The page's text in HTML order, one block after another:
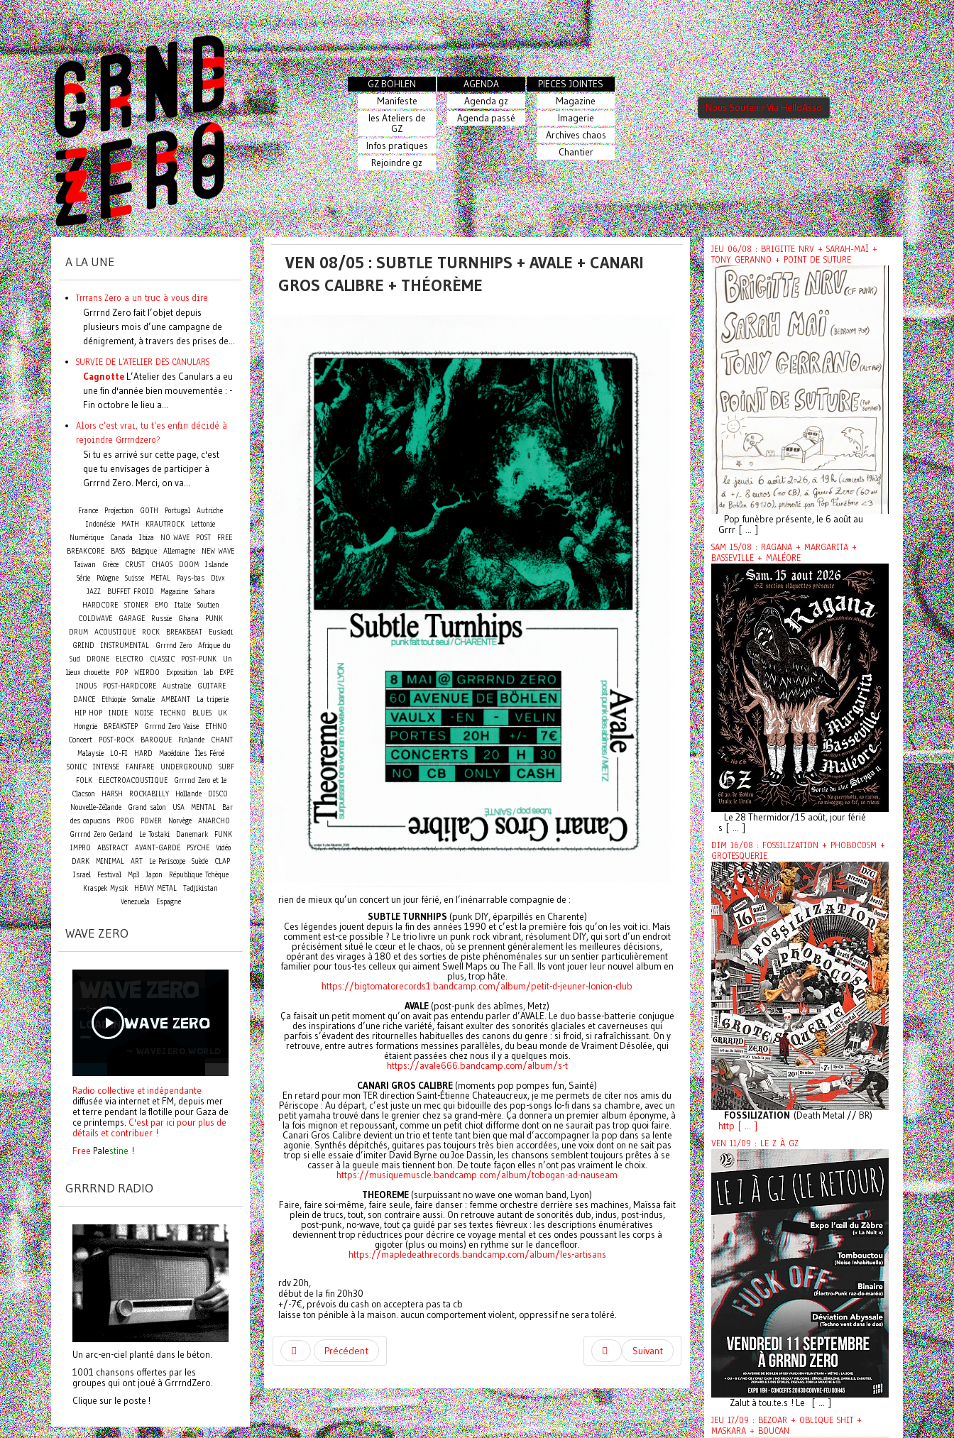
GZ BOHLEN
Manifeste
les Ateliers de
GZ
Infos pratiques
Rejoindre gz
AGENDA
Agenda gz
Agenda passé
PIECES JOINTES
Magazine
Imagerie
Archives chaos
Chantier
Nous Soutenir Via HelloAsso
VEN 08/05 : SUBTLE TURNHIPS + AVALE + CANARI
GROS CALIBRE + THÉORÈME
rien de mieux qu’un concert un jour férié, en l’inénarrable compagnie de :
SUBTLE TURNHIPS (punk DIY, éparpillés en Charente)
Ces légendes jouent depuis la fin des années 1990 et c’est la première fois qu’on les voit ici. Mais
comment est-ce possible ? Le trio livre un punk rock vibrant, résolument DIY, qui sort d’un endroit
précisément situé le cœur et le chaos, où se prennent généralement les meilleures décisions,
opérant des virages à 180 et des sorties de piste phénoménales sur un sentier particulièrement
familier pour tous-tes celleux qui aiment Swell Maps ou The Fall. Ils vont jouer leur nouvel album en
plus, trop hâte.
https://bigtomatorecords1.bandcamp.com/album/petit-d-jeuner-lonion-club
AVALE (post-punk des abîmes, Metz)
Ça faisait un petit moment qu’on avait pas entendu parler d’AVALE. Le duo basse-batterie conjugue
des inspirations d’une riche variété, faisant exulter des sonorités glaciales et caverneuses qui
parfois s’évadent des ritournelles habituelles des canons du genre : si froid, si rafraîchissant. On y
retrouve, entre autres formations messines parallèles, du beau monde de Vraiment Désolée, qui
étaient passées chez nous il y a quelques mois.
https://avale666.bandcamp.com/album/s-t
CANARI GROS CALIBRE (moments pop pompes fun, Sainté)
En retard pour mon TER direction Saint-Étienne Chateaucreux, je me permets de citer nos amis du
Périscope : Au départ, c’est juste un mec qui bidouille des pop-songs lo-fi dans sa chambre, avec un
petit yamaha trouvé dans le grenier chez sa grand-mère. Ça donnera un premier album éponyme, à
la fois mignon et repoussant, comme un petit chiot difforme dont on ne saurait pas trop quoi faire.
Canari Gros Calibre devient un trio et tente tant bien que mal d’accompagner la pop dans sa lente
agonie. Synthés dépitchés, guitares pas toujours très bien accordées, une voix dont on ne sait pas
trop si elle essaie d’imiter David Byrne ou Joe Dassin, les chansons semblent toujours prêtes à se
casser à la gueule mais tiennent bon. De toute façon elles n’ont pas vraiment le choix.
https://musiquemuscle.bandcamp.com/album/tobogan-ad-nauseam
THEOREME (surpuissant no wave one woman band, Lyon)
Faire, faire soi-même, faire seule, faire danser : femme orchestre derrière ses machines, Maïssa fait
plein de trucs, tout, son contraire aussi. On retrouve autant de sonorités dub, indus, post-indus,
post-punk, no-wave, tout ça guidé par ses textes fièvreux : les descriptions énumératives
deviennent trop réductrices pour décrire ce voyage mental et ces ondes poussant les corps à
gigoter (plus ou moins) en rythme sur le dancefloor.
https://mapledeathrecords.bandcamp.com/album/les-artisans
rdv 20h,
début de la fin 20h30
+/-7€, prévois du cash on acceptera pas ta cb
laisse ton pénible à la maison. aucun comportement violent, oppressif ne sera toléré.
Précédent Suivant
A LA UNE
Trrrans Zero a un truc à vous dire
Grrrnd Zero fait l’objet depuis
plusieurs mois d’une campagne de
dénigrement, à travers des prises de...
SURVIE DE L'ATELIER DES CANULARS
Cagnotte L’Atelier des Canulars a eu
une fin d'année bien mouvementée : -
Fin octobre le lieu a...
Alors c'est vrai, tu t'es enfin décidé à
rejoindre Grrrndzero?
Si tu es arrivé sur cette page, c'est
que tu envisages de participer à
Grrrnd Zero. Merci, on va...
France Projection GOTH Portugal Autriche
Indonésie MATH KRAUTROCK
Lettonie
Numérique
Canada Ibiza NO WAVE POST
FREE
BREAKCORE
BASS Belgique Allemagne
NEW WAVE
Taiwan
Grèce CRUST CHAOS DOOM
Islande
Série
Pologne Suisse METAL Pays-bas
Divx
JAZZ
BUFFET FROID Magazine
Sahara
HARDCORE
STONER EMO Italie
Soutien
COLDWAVE
GARAGE Russie Ghana
PUNK
DRUM
ACOUSTIQUE ROCK BREAKBEAT
Euskadi
GRIND
INSTRUMENTAL Grrrnd Zero
Afrique du
Sud
DRONE ELECTRO CLASSIC POST-PUNK
Un
lieux chouette
POP WEIRDO Exposition lab
EXPE
INDUS
POST-HARDCORE Australie
GUITARE
DANCE
Ethiopie Somalie AMBIANT
La triperie
HIP HOP
INDIE NOISE TECHNO BLUES
UK
Hongrie
BREAKSTEP Grrrnd Zero Vaise ETHNO
Concert POST-ROCK BAROQUE Finlande
CHANT
Malaysie
LO-FI HARD Macédoine
Îles Féroé
SONIC INTENSE FANFARE UNDERGROUND
SURF
FOLK
ELECTROACOUSTIQUE
Grrrnd Zero et le
Clacson
HARSH ROCKABILLY Hollande
DISCO
Nouvelle-Zélande
Grand salon USA MENTAL
Bar
des capucins
PROG POWER Norvège
ANARCHO
Grrrnd Zero Gerland
Le Tostaki Danemark
FUNK
IMPRO
ABSTRACT AVANT-GARDE PSYCHE Vidéo
DARK
MINIMAL ART Le Periscope Suède
CLAP
Israel
Festival Mp3 Japon
République Tchèque
Kraspek Mysik
HEAVY METAL Tadjikistan
Venezuela
Espagne
WAVE ZERO
Radio collective et indépendante
diffusée via internet et FM, depuis mer
et terre pendant la flotille pour Gaza de
ce printemps. C'est par ici pour plus de
détails et contribuer !
Free Palestine !
GRRRND RADIO
Un arc-en-ciel planté dans le béton.
1001 chansons offertes par les
groupes qui ont joué à GrrrndZero.
Clique sur le poste !
JEU 06/08 : BRIGITTE NRV + SARAH-MAÏ +
TONY GERANNO + POINT DE SUTURE
Pop funèbre présente, le 6 août au
Grrr [ ... ]
SAM 15/08 : RAGANA + MARGARITA +
BASSEVILLE + MALÉORE
Le 28 Thermidor/15 août, jour férié
s [ ... ]
DIM 16/08 : FOSSILIZATION + PHOBOCOSM +
GROTESQUERIE
FOSSILIZATION (Death Metal // BR)
http [ ... ]
VEN 11/09 : LE Z À GZ
Zalut à tou.te.s ! Le [ ... ]
JEU 17/09 : BEZOAR + OBLIQUE SHIT +
MASKARA + BOUCAN